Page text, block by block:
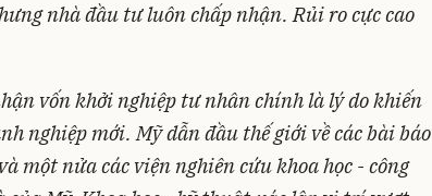
nhà đầu tư luôn chấp nhận. Rủi ro cực cao
vốn khởi nghiệp tư nhân chính là lý do khiến
nghiệp mới. Mỹ dẫn đầu thế giới về các bài báo
một nửa các viện nghiên cứu khoa học - công